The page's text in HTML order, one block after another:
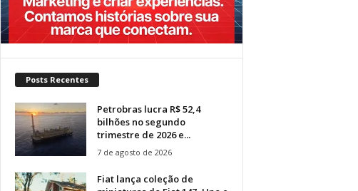
Posts Recentes
Petrobras lucra R$ 52,4
bilhões no segundo
trimestre de 2026 e...
7 de agosto de 2026
Fiat lança coleção de